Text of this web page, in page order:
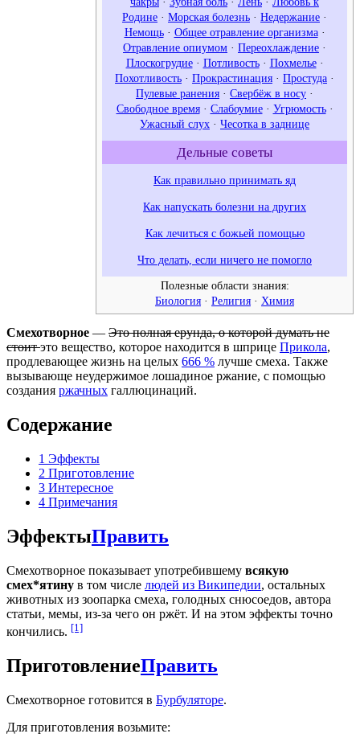
Родине · Морская болезнь · Недержание ·
Немощь· Общее отравление организма·
Отравление опиумом · Переохлаждение ·
Плоскогрудие· Потливость· Похмелье·
Похотливость · Прокрастинация · Простуда ·
Пулевые ранения · Свербёж в носу ·
Свободное время· Слабоумие· Угрюмость·
Ужасный слух · Чесотка в заднице
Дельные советы
Как правильно принимать яд
Как напускать болезни на других
Как лечиться с божьей помощью
Что делать, если ничего не помогло
Полезные области знания:
Биология · Религия · Химия
Смехотворное — Это полная ерунда, о которой думать не
стоитэто вещество, которое находится в шприце Прикола,
продлевающее жизнь на целых 666 % лучше смеха. Также
вызывающе неудержимое лошадиное ржание, с помощью
создания ржачных галлюцинаций.
Содержание
1 Эффекты
2 Приготовление
3 Интересное
4 Примечания
ЭффектыПравить
Смехотворное показывает употребившему всякую
смех*ятину в том числе людей из Википедии, остальных
животных из зоопарка смеха, голодных снюсоедов, автора
статьи, мемы, из-за чего он ржёт. И на этом эффекты точно
кончились. [1]
ПриготовлениеПравить
Смехотворное готовится в Бурбуляторе.
Для приготовления возьмите: